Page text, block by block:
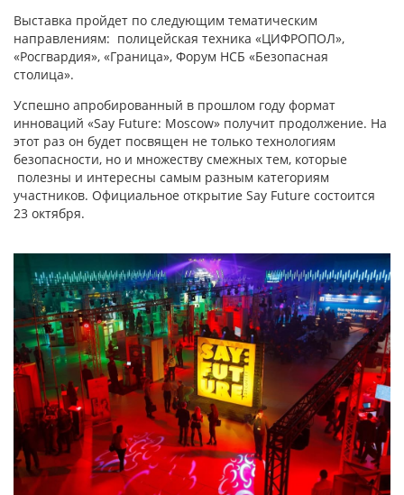
Выставка пройдет по следующим тематическим
направлениям: полицейская техника «ЦИФРОПОЛ»,
«Росгвардия», «Граница», Форум НСБ «Безопасная
столица».
Успешно апробированный в прошлом году формат
инноваций «Say Future: Moscow» получит продолжение. На
этот раз он будет посвящен не только технологиям
безопасности, но и множеству смежных тем, которые
полезны и интересны самым разным категориям
участников. Официальное открытие Say Future состоится
23 октября.